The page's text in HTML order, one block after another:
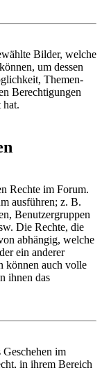
Bilder, welche
um dessen
Themen-
Berechtigungen
hat.
Rechte im Forum.
ausführen; z. B.
Benutzergruppen
Die Rechte, die
abhängig, welche
ein anderer
können auch volle
ihnen das
im
in ihrem Bereich